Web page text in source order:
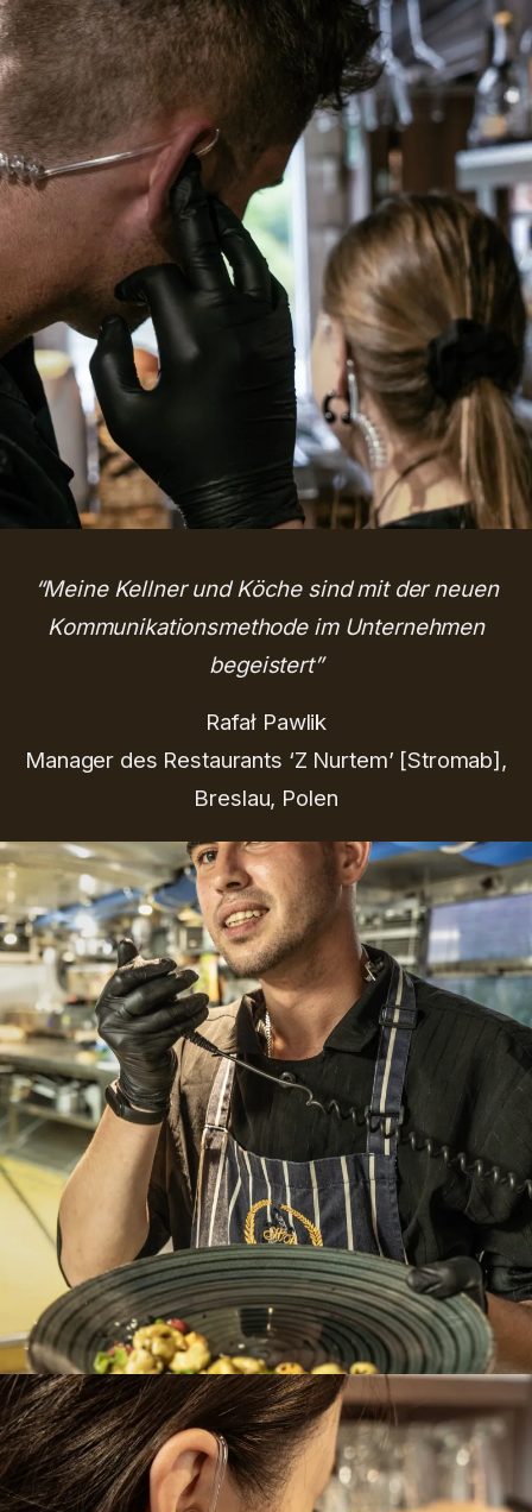
“Meine Kellner und Köche sind mit der neuen
Kommunikationsmethode im Unternehmen
begeistert”
Rafał Pawlik
Manager des Restaurants ‘Z Nurtem’ [Stromab],
Breslau, Polen